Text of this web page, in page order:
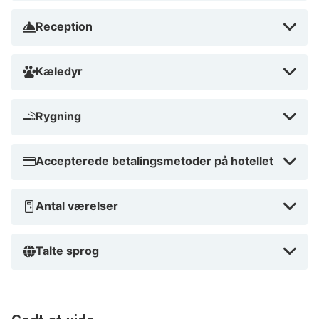
da hotellet ligger tæt på flere vandre- og cykelruter.
hvad Brit Hotel Nantes La Beaujoire Parc Expo har at
Reception
Kæledyr
Rygning
Accepterede betalingsmetoder på hotellet
Antal værelser
Talte sprog